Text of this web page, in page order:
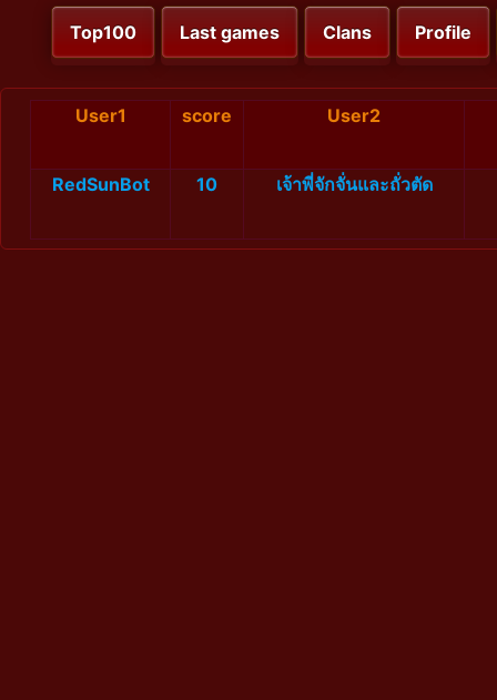
Top100 Last games Clans Profile
User1 score User2
RedSunBot 10 เจ้าพี่จักจั่นและถั่วตัด